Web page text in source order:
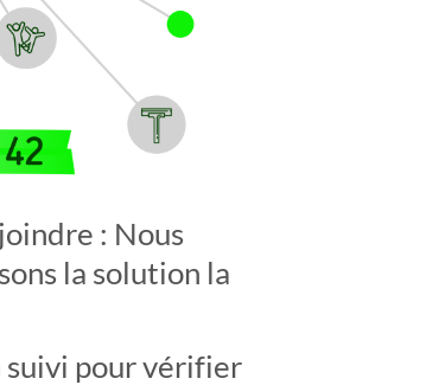
: Nous
la solution la
suivi pour vérifier